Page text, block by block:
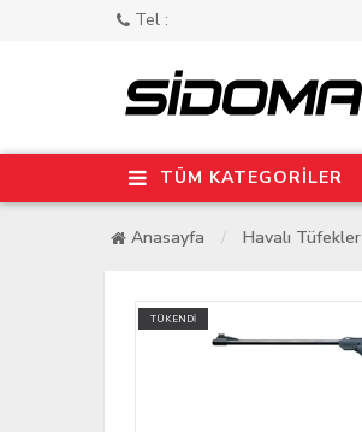
Tel :
TÜM KATEGORİLER
Anasayfa Havalı Tüfekler
TÜKENDİ